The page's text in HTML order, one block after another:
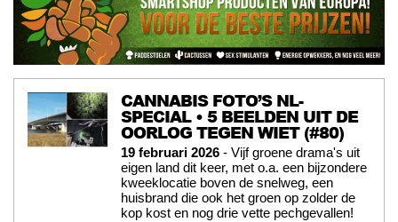
CANNABIS FOTO’S NL-
SPECIAL • 5 BEELDEN UIT DE
OORLOG TEGEN WIET (#80)
19 februari 2026 - Vijf groene drama's uit
eigen land dit keer, met o.a. een bijzondere
kweeklocatie boven de snelweg, een
huisbrand die ook het groen op zolder de
kop kost en nog drie vette pechgevallen!